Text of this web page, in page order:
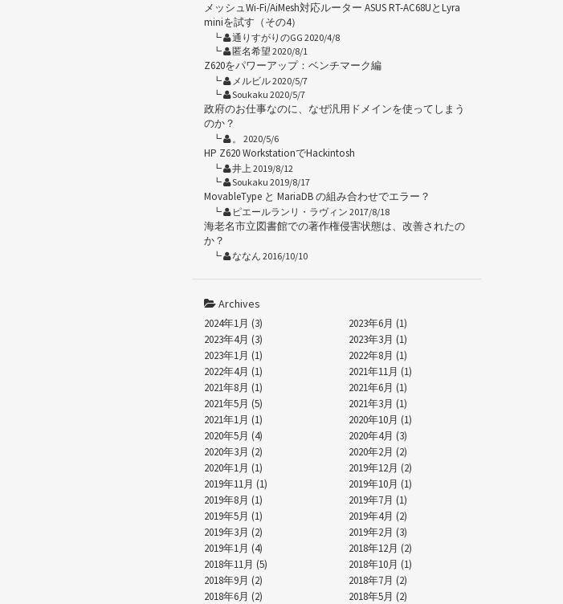
メッシュWi-Fi/AiMesh対応ルーター ASUS RT-AC68UとLyra
miniを試す（その4）
通りすがりのGG 2020/4/8
匿名希望 2020/8/1
Z620をパワーアップ：ベンチマーク編
メルビル 2020/5/7
Soukaku 2020/5/7
政府のお仕事なのに、なぜ汎用ドメインを使ってしまう
のか？
。 2020/5/6
HP Z620 WorkstationでHackintosh
井上 2019/8/12
Soukaku 2019/8/17
MovableType と MariaDB の組み合わせでエラー？
ピエールランリ・ラヴィン 2017/8/18
海老名市立図書館での著作権侵害状態は、改善されたの
か？
ななん 2016/10/10
Archives
2024年1月 (3)
2023年6月 (1)
2023年4月 (3)
2023年3月 (1)
2023年1月 (1)
2022年8月 (1)
2022年4月 (1)
2021年11月 (1)
2021年8月 (1)
2021年6月 (1)
2021年5月 (5)
2021年3月 (1)
2021年1月 (1)
2020年10月 (1)
2020年5月 (4)
2020年4月 (3)
2020年3月 (2)
2020年2月 (2)
2020年1月 (1)
2019年12月 (2)
2019年11月 (1)
2019年10月 (1)
2019年8月 (1)
2019年7月 (1)
2019年5月 (1)
2019年4月 (2)
2019年3月 (2)
2019年2月 (3)
2019年1月 (4)
2018年12月 (2)
2018年11月 (5)
2018年10月 (1)
2018年9月 (2)
2018年7月 (2)
2018年6月 (2)
2018年5月 (2)